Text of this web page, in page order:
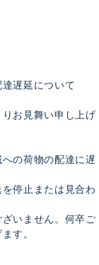
達遅延について
お見舞い申し上げ
の荷物の配達に遅
停止または見合わ
いません。何卒ご
す。